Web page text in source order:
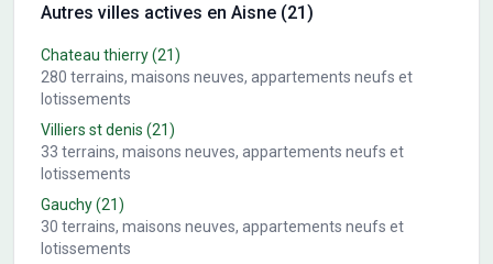
Autres villes actives en Aisne (21)
Chateau thierry(21)
280 terrains, maisons neuves, appartements neufs et
lotissements
Villiers st denis (21)
33 terrains, maisons neuves, appartements neufs et
lotissements
Gauchy(21)
30 terrains, maisons neuves, appartements neufs et
lotissements